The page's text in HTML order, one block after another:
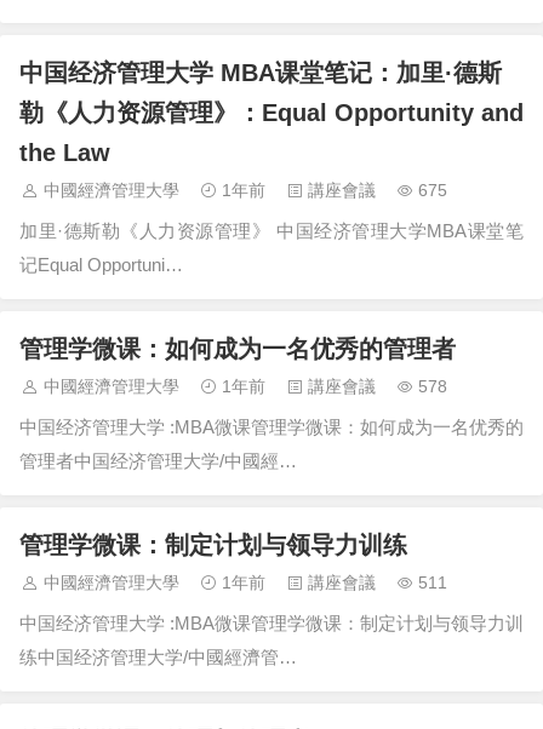
中国经济管理大学 MBA课堂笔记：加里·德斯
勒《人力资源管理》：Equal Opportunity and
the Law
中國經濟管理大學 1年前 講座會議 675
加里·德斯勒《人力资源管理》 中国经济管理大学MBA课堂笔
记Equal Opportuni…
管理学微课：如何成为一名优秀的管理者
中國經濟管理大學 1年前 講座會議 578
中国经济管理大学 :MBA微课管理学微课：如何成为一名优秀的
管理者中国经济管理大学/中國經…
管理学微课：制定计划与领导力训练
中國經濟管理大學 1年前 講座會議 511
中国经济管理大学 :MBA微课管理学微课：制定计划与领导力训
练中国经济管理大学/中國經濟管…